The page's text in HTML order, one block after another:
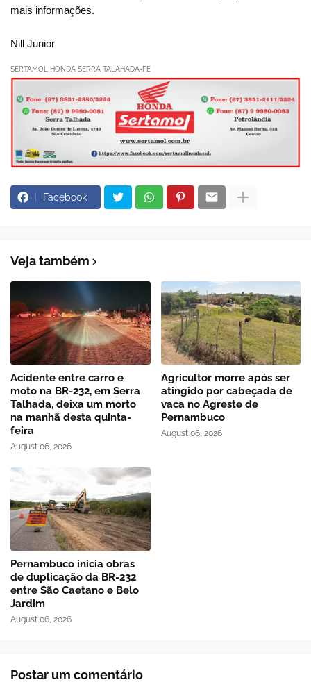
mais informações.
Nill Junior
SERTAMOL HONDA SERRA TALAHADA-PE
Facebook
Veja também
Acidente entre carro e
moto na BR-232, em Serra
Talhada, deixa um morto
na manhã desta quinta-
feira
August 06, 2026
Agricultor morre após ser
atingido por cabeçada de
vaca no Agreste de
Pernambuco
August 06, 2026
Pernambuco inicia obras
de duplicação da BR-232
entre São Caetano e Belo
Jardim
August 06, 2026
Postar um comentário